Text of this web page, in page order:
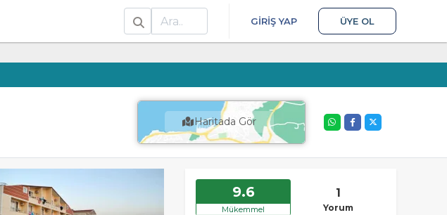
Ara
GIRIŞ YAP ÜYE OL
Haritada Gör
9.6
Mükemmel
1
Yorum